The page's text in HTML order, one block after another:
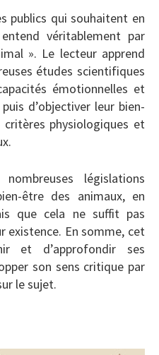
publics qui souhaitent en
véritablement par
». Le lecteur apprend
études scientifiques
émotionnelles et
d’objectiver leur bien-
physiologiques et
législations
être des animaux, en
que cela ne suffit pas
existence. En somme, cet
et d’approfondir ses
son sens critique par
le sujet.